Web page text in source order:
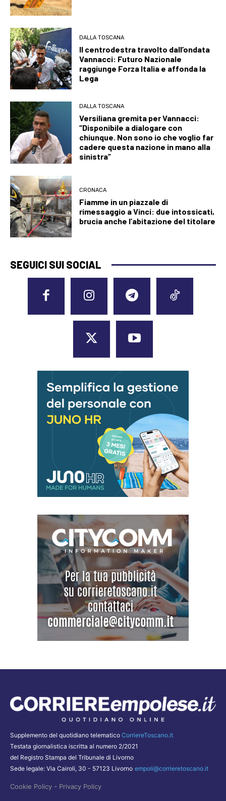
DALLA TOSCANA
Il centrodestra travolto dall’ondata
Vannacci: Futuro Nazionale
raggiunge Forza Italia e affonda la
Lega
DALLA TOSCANA
Versiliana gremita per Vannacci:
“Disponibile a dialogare con
chiunque. Non sono io che voglio far
cadere questa nazione in mano alla
sinistra”
CRONACA
Fiamme in un piazzale di
rimessaggio a Vinci: due intossicati,
brucia anche l’abitazione del titolare
SEGUICI SUI SOCIAL
Supplemento del quotidiano telematico CorriereToscano.it
Testata giornalistica iscritta al numero 2/2021
del Registro Stampa del Tribunale di Livorno
Sede legale: Via Cairoli, 30 - 57123 Livorno empoli@corrieretoscano.it
Cookie Policy - Privacy Policy